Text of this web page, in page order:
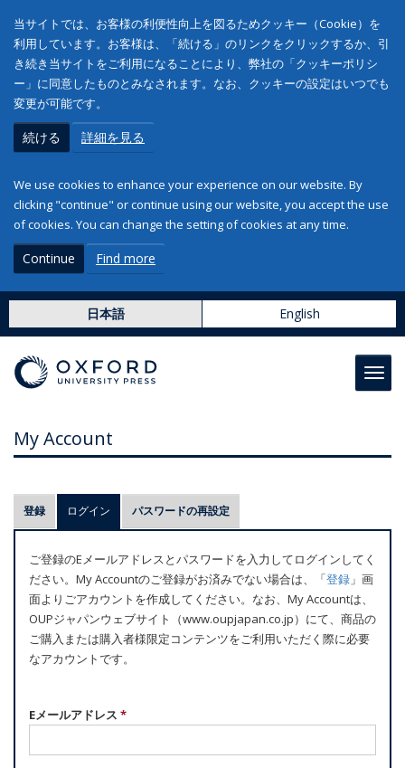
当サイトでは、お客様の利便性向上を図るためクッキー（Cookie）を
利用しています。お客様は、「続ける」のリンクをクリックするか、引
き続き当サイトをご利用になることにより、弊社の「クッキーポリシ
ー」に同意したものとみなされます。なお、クッキーの設定はいつでも
変更が可能です。
続ける 詳細を見る
We use cookies to enhance your experience on our website. By
clicking "continue" or continue using our website, you accept the use
of cookies. You can change the setting of cookies at any time.
Continue Find more
日本語 English
My Account
プ
ラ
マ
リ
ー
タ
ブ
登録 ログイン (アクティブなタブ)
パスワードの再設定
ご登録のEメールアドレスとパスワードを入力してログインしてく
ださい。My Accountのご登録がお済みでない場合は、「登録 」画
面よりごアカウントを作成してください。なお、My Accountは、
OUPジャパンウェブサイト（www.oupjapan.co.jp）にて、商品の
ご購入または購入者様限定コンテンツをご利用いただく際に必要
なアカウントです。
Eメールアドレス *